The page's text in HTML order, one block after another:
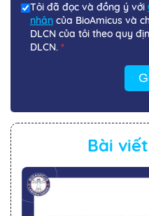
Tôi đã đọc và đồng ý với
nhân của BioAmicus và
DLCN của tôi theo quy
DLCN. *
Bài